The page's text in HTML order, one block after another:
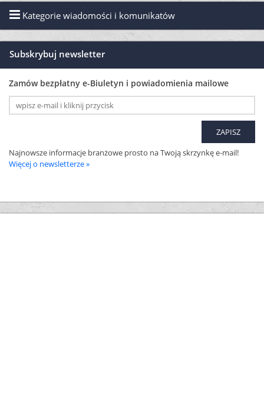
Kategorie wiadomości i komunikatów
Subskrybuj newsletter
Zamów bezpłatny e-Biuletyn i powiadomienia mailowe
Najnowsze informacje branżowe prosto na Twoją skrzynkę e-mail!
Więcej o newsletterze »